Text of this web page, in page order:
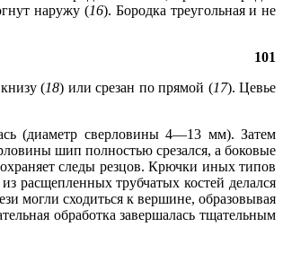
наружу (16). Бородка треугольная и не
101
(18) или срезан по прямой (17). Цевье
(диаметр сверловины 4—13 мм). Затем
шип полностью срезался, а боковые
следы резцов. Крючки иных типов
расщепленных трубчатых костей делался
могли сходиться к вершине, образовывая
обработка завершалась тщательным